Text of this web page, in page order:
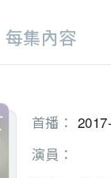
每集內容
首播：
演員：